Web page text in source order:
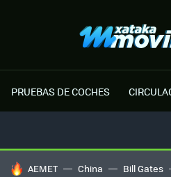
PRUEBAS DE COCHES
HOY SE HABLA DE
AEMET China Bill Gates